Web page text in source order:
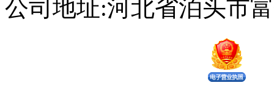
公司地址:河北省泊头市